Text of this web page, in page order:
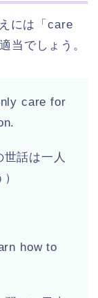
には「care
当でしょう。
care for
世話は一人
how to